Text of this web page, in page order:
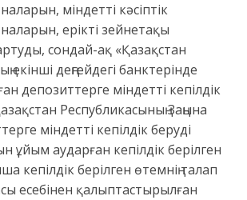
міндетті кәсіптік
ерікті зейнетақы
сондай-ақ «Қазақстан
екінші деңгейдегі банктерінде
депозиттерге міндетті кепілдік
Республикасының Заңына
міндетті кепілдік беруді
ұйым аударған кепілдік берілген
кепілдік берілген өтемнің талап
есебінен қалыптастырылған